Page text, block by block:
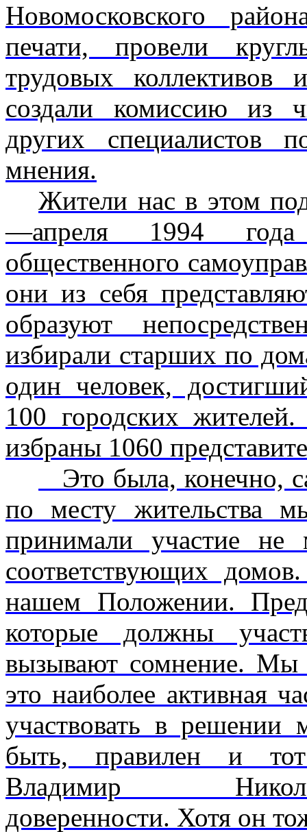
Новомосковского
печати, провели
трудовых коллек­тивов
создали комиссию из
других специалистов
мнения.
Жители нас в этом
—апреля 1994 года
общественного
они из себя
образуют
избирали старших по
один человек,
100 городских
избраны 1060
Это была, конечно,
по месту жительства
принимали участие не
соответствующих
нашем Положении.
которые должны
вызывают сомнение.
это наиболее активная
участвовать в
быть, правилен и
Владимир
доверенности. Хотя он